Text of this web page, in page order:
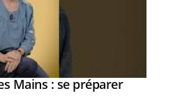
Mains : se préparer